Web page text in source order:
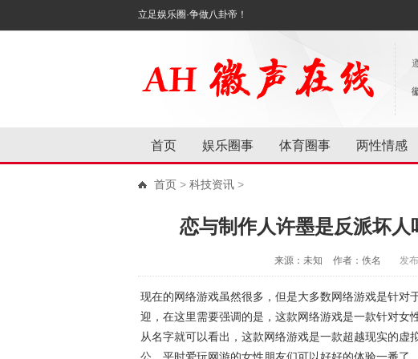
立足娱乐圈·争做八卦帝！
首页 娱乐圈事 体育圈事 两性情感
首页 > 科技资讯 >
恋与制作人许墨是反派坏
来源：未知 作者：佚名 发
现在的网络游戏虽然很多，但是大多数网络游戏是针对
迎，在这里需要强调的是，这款网络游戏是一款针对女
从名字就可以看出，这款网络游戏是一款超越现实的虚